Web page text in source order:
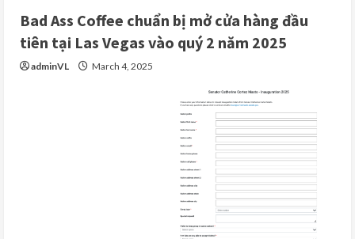
Bad Ass Coffee chuẩn bị mở cửa hàng đầu
tiên tại Las Vegas vào quý 2 năm 2025
adminVL March 4, 2025